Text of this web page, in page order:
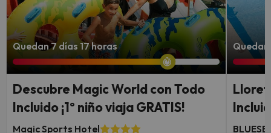
Quedan 7 días 17 horas
Descubre Magic World con Todo
Incluido ¡1º niño viaja GRATIS!
Magic Sports Hotel
Lloret